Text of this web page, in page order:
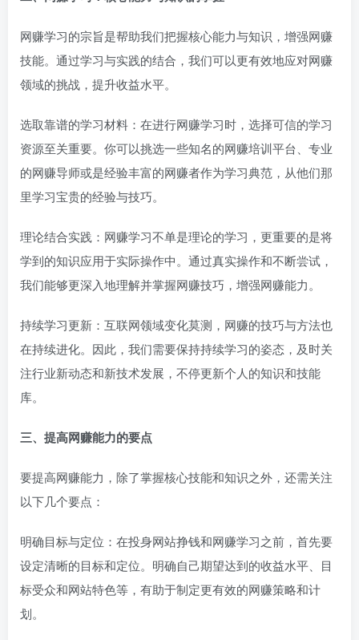
网赚学习的宗旨是帮助我们把握核心能力与知识，增强网赚
技能。通过学习与实践的结合，我们可以更有效地应对网赚
领域的挑战，提升收益水平。
选取靠谱的学习材料：在进行网赚学习时，选择可信的学习
资源至关重要。你可以挑选一些知名的网赚培训平台、专业
的网赚导师或是经验丰富的网赚者作为学习典范，从他们那
里学习宝贵的经验与技巧。
理论结合实践：网赚学习不单是理论的学习，更重要的是将
学到的知识应用于实际操作中。通过真实操作和不断尝试，
我们能够更深入地理解并掌握网赚技巧，增强网赚能力。
持续学习更新：互联网领域变化莫测，网赚的技巧与方法也
在持续进化。因此，我们需要保持持续学习的姿态，及时关
注行业新动态和新技术发展，不停更新个人的知识和技能
库。
三、提高网赚能力的要点
要提高网赚能力，除了掌握核心技能和知识之外，还需关注
以下几个要点：
明确目标与定位：在投身网站挣钱和网赚学习之前，首先要
设定清晰的目标和定位。明确自己期望达到的收益水平、目
标受众和网站特色等，有助于制定更有效的网赚策略和计
划。